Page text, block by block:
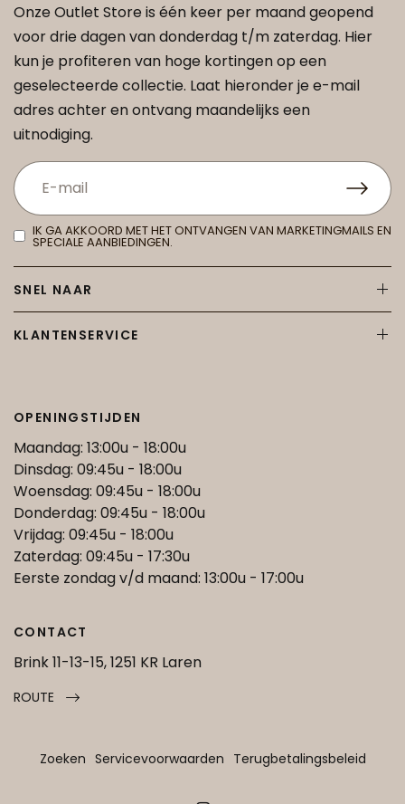
Onze Outlet Store is één keer per maand geopend
voor drie dagen van donderdag t/m zaterdag. Hier
kun je profiteren van hoge kortingen op een
geselecteerde collectie. Laat hieronder je e-mail
adres achter en ontvang maandelijks een
uitnodiging.
IK GA AKKOORD MET HET ONTVANGEN VAN MARKETINGMAILS EN
SPECIALE AANBIEDINGEN.
SNEL NAAR
KLANTENSERVICE
OPENINGSTIJDEN
Maandag: 13:00u - 18:00u
Dinsdag: 09:45u - 18:00u
Woensdag: 09:45u - 18:00u
Donderdag: 09:45u - 18:00u
Vrijdag: 09:45u - 18:00u
Zaterdag: 09:45u - 17:30u
Eerste zondag v/d maand: 13:00u - 17:00u
CONTACT
Brink 11-13-15, 1251 KR Laren
ROUTE
Zoeken Servicevoorwaarden Terugbetalingsbeleid